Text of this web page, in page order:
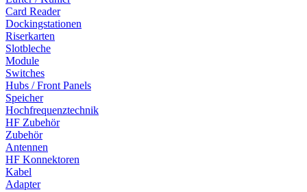
Card Reader
Dockingstationen
Riserkarten
Slotbleche
Module
Switches
Hubs / Front Panels
Speicher
Hochfrequenztechnik
HF Zubehör
Zubehör
Antennen
HF Konnektoren
Kabel
Adapter